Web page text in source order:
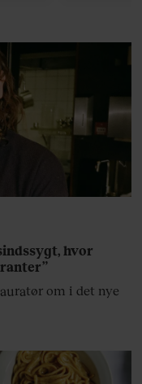
hvor
om i det nye